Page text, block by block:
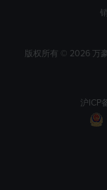
版权所有 © 2026 万
沪ICP